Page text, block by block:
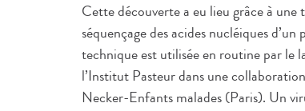
Cette découverte a eu lieu grâce à une
séquençage des acides nucléiques
technique est utilisée en routine par le
l’Institut Pasteur dans une
Necker-Enfants malades (Paris). Un